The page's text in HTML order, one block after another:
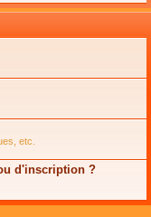
etc.
d'inscription ?